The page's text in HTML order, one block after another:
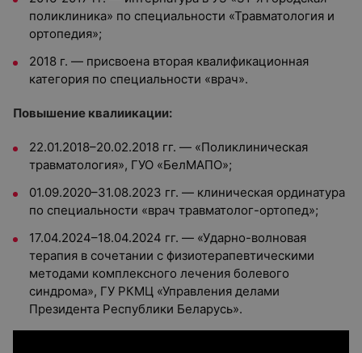
поликлиника» по специальности «Травматология и
ортопедия»;
2018 г. — присвоена вторая квалификационная
категория по специальности «врач».
Повышение квалиикации:
22.01.2018–20.02.2018 гг. — «Поликлиническая
травматология», ГУО «БелМАПО»;
01.09.2020–31.08.2023 гг. — клиническая ординатура
по специальности «врач травматолог-ортопед»;
17.04.2024–18.04.2024 гг. — «Ударно-волновая
терапия в сочетании с физиотерапевтическими
методами комплексного лечения болевого
синдрома», ГУ РКМЦ «Управления делами
Президента Республики Беларусь».